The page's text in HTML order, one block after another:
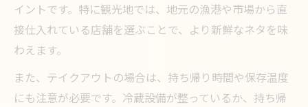
イントです。特に観光地では、地元の漁港や市場から直
接仕入れている店舗を選ぶことで、より新鮮なネタを味
わえます。
また、テイクアウトの場合は、持ち帰り時間や保存温度
にも注意が必要です。冷蔵設備が整っているか、持ち帰